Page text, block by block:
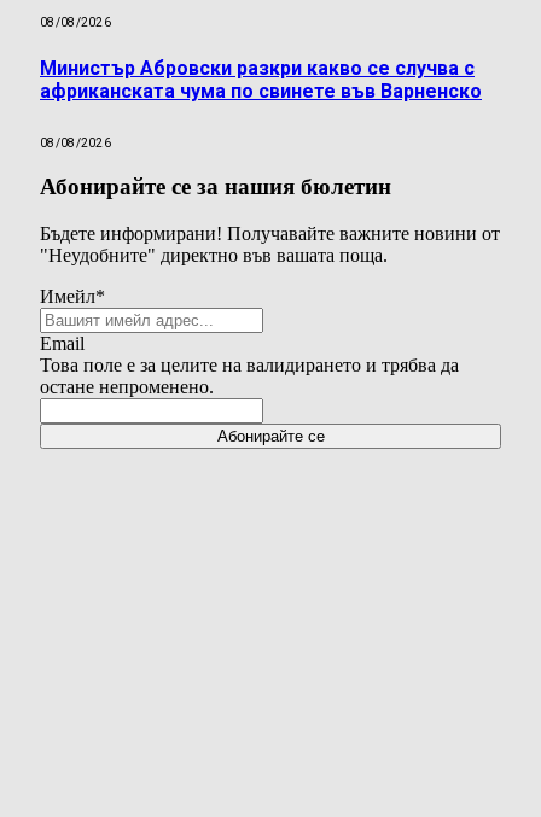
08/08/2026
Министър Абровски разкри какво се случва с
африканската чума по свинете във Варненско
08/08/2026
Абонирайте се за нашия бюлетин
Бъдете информирани! Получавайте важните новини от
"Неудобните" директно във вашата поща.
Имейл*
Email
Това поле е за целите на валидирането и трябва да
остане непроменено.